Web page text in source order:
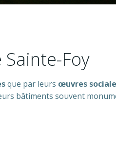
Foy
que par leurs œuvres
bâtiments souvent